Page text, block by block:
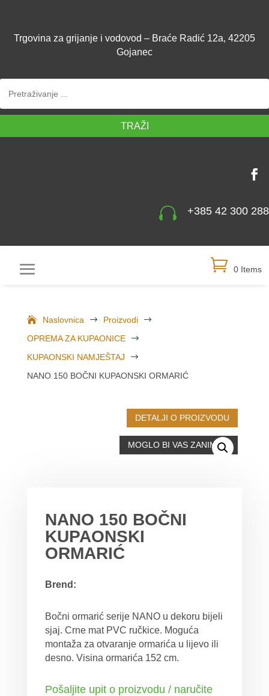
Trgovina za grijanje i vodovod – Braće Radić 12a, 42205
Gojanec
TRAŽI
 +385 42 300 288
0 Items
Naslovnica $ Proizvodi
$
OPREMA ZA KUPAONICE
$
KUPAONSKI NAMJEŠTAJ
$
NANO 150 BOČNI KUPAONSKI ORMARIĆ
DETALJI O PROIZVODU
MOGLO BI VAS ZANIMATI
NANO 150 BOČNI
KUPAONSKI
ORMARIĆ
Brend:
Bočni ormarić serije NANO u dekoru bijeli
sjaj. Crne mat PVC ručkice. Moguća
montaža za otvaranje ormarića u lijevo ili
desno. Visina ormarića 152 cm.
Pošaljite upit o proizvodu / naručite